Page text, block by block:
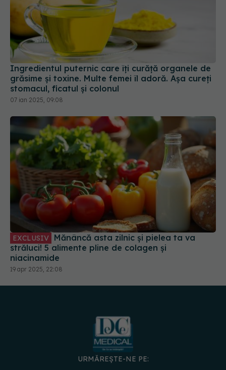
Ingredientul puternic care îți curăță organele de
grăsime și toxine. Multe femei îl adoră. Așa cureți
stomacul, ficatul și colonul
07 ian 2025, 09:08
EXCLUSIV Mănâncă asta zilnic și pielea ta va
străluci! 5 alimente pline de colagen și
niacinamide
19 apr 2025, 22:08
URMĂREȘTE-NE PE:
DESCARCĂ APLICAȚIA